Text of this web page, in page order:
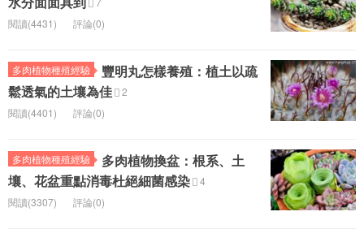
閱讀(4431)
評論(0)
多肉植物種殖經驗
豐明丸怎樣養殖：植土以疏
鬆透氣的土壤為佳
2
閱讀(4401)
評論(0)
多肉植物種殖經驗
多肉植物換盆：根系、土
壤、花盆重點消毒杜絕細菌感染
4
閱讀(3307)
評論(0)